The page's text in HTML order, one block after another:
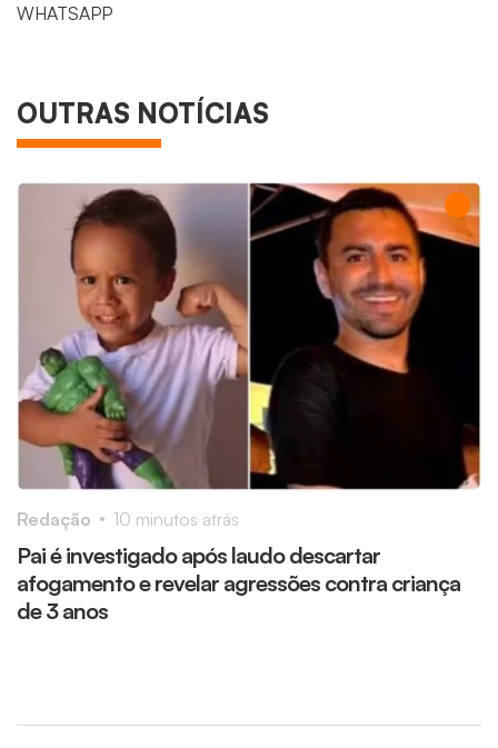
WHATSAPP
OUTRAS NOTÍCIAS
Pai é investigado após laudo descartar
afogamento e revelar agressões contra criança
de 3 anos
Redação 10 minutos atrás